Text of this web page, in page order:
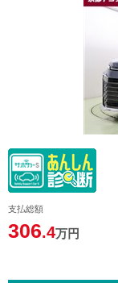
支払総額
306.4万円